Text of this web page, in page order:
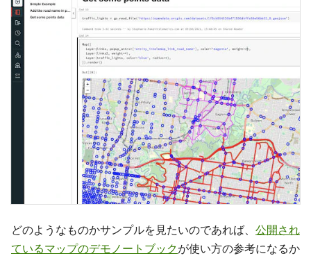
どのようなものかサンプルを見たいのであれば、 公開され
ているマップのデモノートブックが使い方の参考になるか